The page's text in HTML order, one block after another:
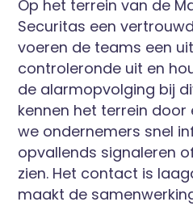
Op het terrein van de
Securitas een
voeren de teams een
controleronde uit en
de alarmopvolging bij
kennen het terrein door
we ondernemers snel
opvallends signaleren
zien. Het contact is
maakt de